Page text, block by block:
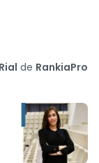
de RankiaPro